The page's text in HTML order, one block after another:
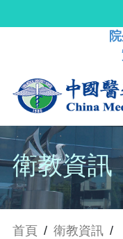
衛教資訊
首頁 / 衛教資訊 /